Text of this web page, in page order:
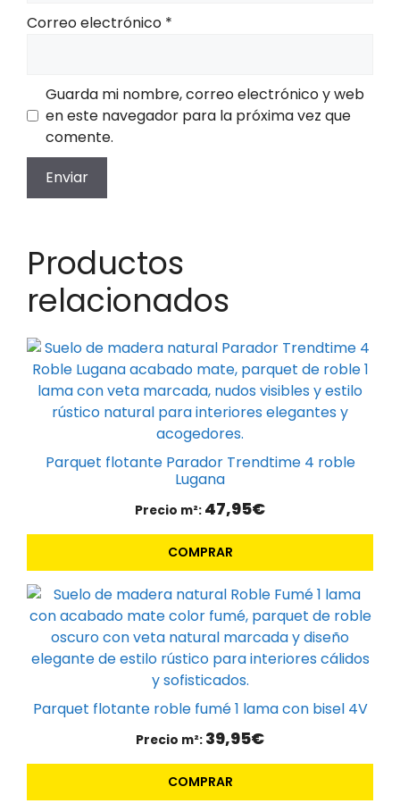
Correo electrónico *
Guarda mi nombre, correo electrónico y web
en este navegador para la próxima vez que
comente.
Productos
relacionados
Parquet flotante Parador Trendtime 4 roble
Lugana
Precio m²: 47,95€
COMPRAR
Parquet flotante roble fumé 1 lama con bisel 4V
Precio m²: 39,95€
COMPRAR